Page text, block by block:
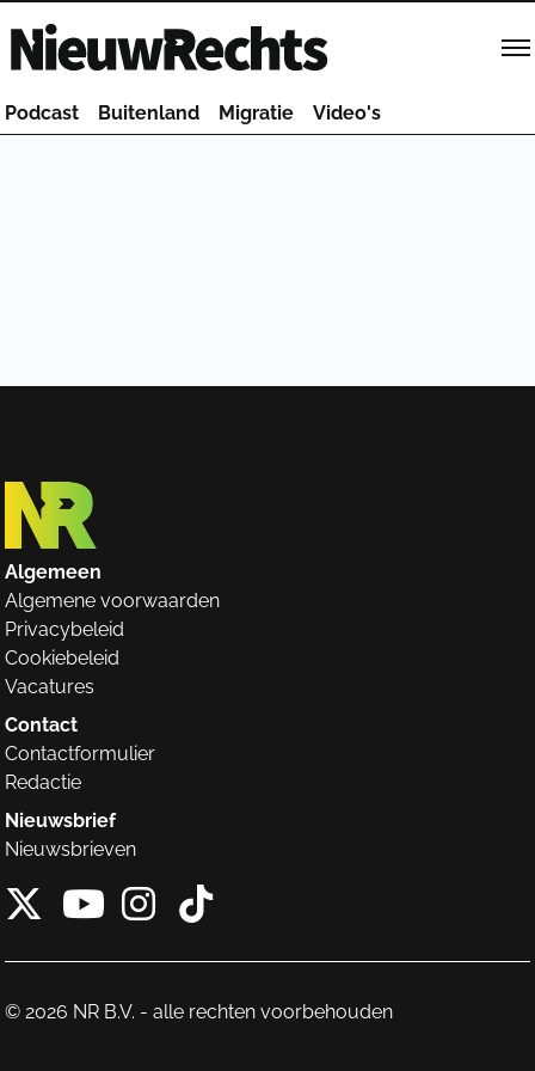
Homepage van NieuwRechts
Podcast Buitenland Migratie Video's
Algemeen
Algemene voorwaarden
Privacybeleid
Cookiebeleid
Vacatures
Contact
Contactformulier
Redactie
Nieuwsbrief
Nieuwsbrieven
X van NieuwRechts
Instagram van
Tiktok van
© 2026 NR B.V. - alle rechten voorbehouden